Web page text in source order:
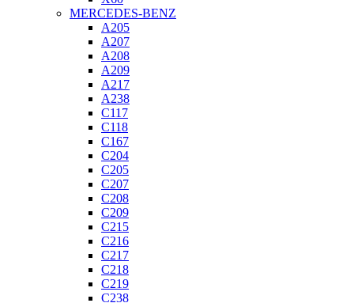
MERCEDES-BENZ
A205
A207
A208
A209
A217
A238
C117
C118
C167
C204
C205
C207
C208
C209
C215
C216
C217
C218
C219
C238